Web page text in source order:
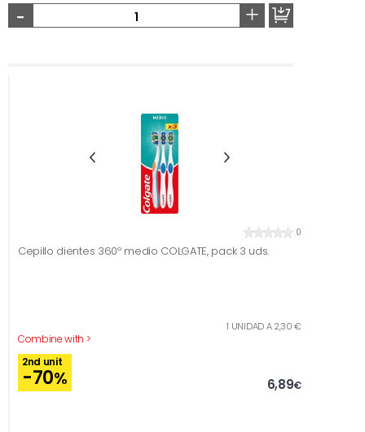
- +
0
Cepillo dientes 360º medio COLGATE, pack 3 uds.
Combine with >
1 UNIDAD A 2,30 €
2nd unit
-70% 6,89€